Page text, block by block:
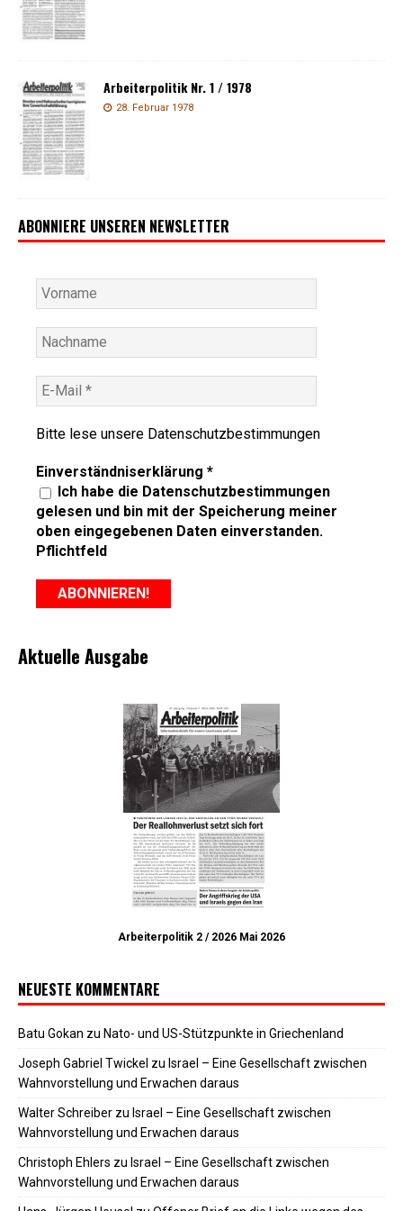
Arbeiterpolitik Nr. 1 / 1978
28. Februar 1978
ABONNIERE UNSEREN NEWSLETTER
Bitte lese unsere Datenschutzbestimmungen
Einverständniserklärung *
Ich habe die Datenschutzbestimmungen
gelesen und bin mit der Speicherung meiner
oben eingegebenen Daten einverstanden.
Pflichtfeld
Aktuelle Ausgabe
Arbeiterpolitik 2 / 2026 Mai 2026
NEUESTE KOMMENTARE
Batu Gokan zu Nato- und US-Stützpunkte in Griechenland
Joseph Gabriel Twickel zu Israel – Eine Gesellschaft zwischen
Wahnvorstellung und Erwachen daraus
Walter Schreiber zu Israel – Eine Gesellschaft zwischen
Wahnvorstellung und Erwachen daraus
Christoph Ehlers zu Israel – Eine Gesellschaft zwischen
Wahnvorstellung und Erwachen daraus